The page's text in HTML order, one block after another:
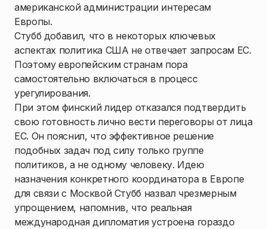
американской администрации интересам
Европы.
Стубб добавил, что в некоторых ключевых
аспектах политика США не отвечает запросам ЕС.
Поэтому европейским странам пора
самостоятельно включаться в процесс
урегулирования.
При этом финский лидер отказался подтвердить
свою готовность лично вести переговоры от лица
ЕС. Он пояснил, что эффективное решение
подобных задач под силу только группе
политиков, а не одному человеку. Идею
назначения конкретного координатора в Европе
для связи с Москвой Стубб назвал чрезмерным
упрощением, напомнив, что реальная
международная дипломатия устроена гораздо